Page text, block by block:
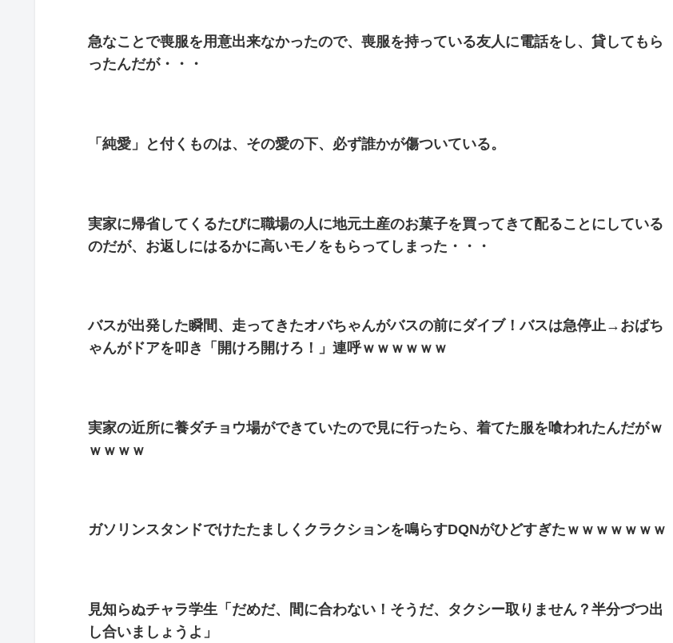
急なことで喪服を用意出来なかったので、喪服を持っている友人に電話をし、貸してもら
ったんだが・・・
「純愛」と付くものは、その愛の下、必ず誰かが傷ついている。
実家に帰省してくるたびに職場の人に地元土産のお菓子を買ってきて配ることにしている
のだが、お返しにはるかに高いモノをもらってしまった・・・
バスが出発した瞬間、走ってきたオバちゃんがバスの前にダイブ！バスは急停止→おばち
ゃんがドアを叩き「開けろ開けろ！」連呼ｗｗｗｗｗｗ
実家の近所に養ダチョウ場ができていたので見に行ったら、着てた服を喰われたんだがｗ
ｗｗｗｗ
ガソリンスタンドでけたたましくクラクションを鳴らすDQNがひどすぎたｗｗｗｗｗｗｗ
見知らぬチャラ学生「だめだ、間に合わない！そうだ、タクシー取りません？半分づつ出
し合いましょうよ」